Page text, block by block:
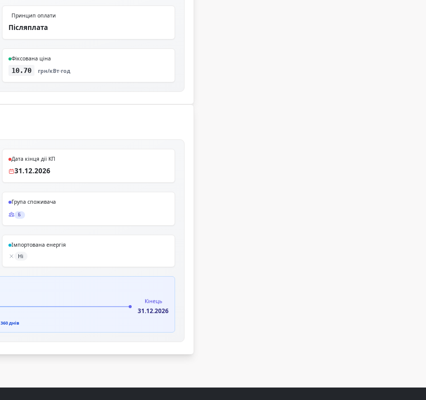
Принцип оплати
Післяплата
Фіксована ціна
10.70 грн/кВт·год
Дата кінця дії КП
31.12.2026
Група споживача
Б
Імпортована енергія
Ні
Кінець
31.12.2026
360 днів